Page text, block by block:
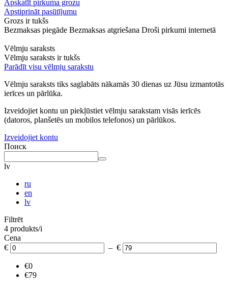
Apskatīt pirkuma grozu
Apstiprināt pasūtījumu
Grozs ir tukšs
Bezmaksas piegāde Bezmaksas atgriešana Droši pirkumi internetā
Vēlmju saraksts
Vēlmju saraksts ir tukšs
Parādīt visu vēlmju sarakstu
Vēlmju saraksts tiks saglabāts nākamās 30 dienas uz Jūsu izmantotās
ierīces un pārlūka.
Izveidojiet kontu un piekļūstiet vēlmju sarakstam visās ierīcēs
(datoros, planšetēs un mobilos telefonos) un pārlūkos.
Izveidojiet kontu
Поиск
lv
ru
en
lv
Filtrēt
4 produkts/i
Cena
€
– €
€0
€79